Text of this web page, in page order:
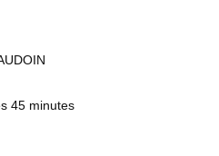
45 minutes